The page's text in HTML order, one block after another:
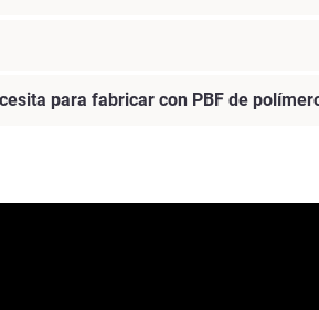
para fabricar con PBF de